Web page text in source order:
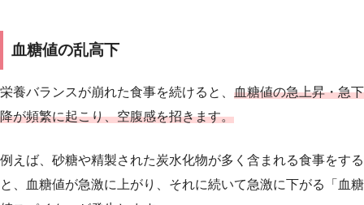
血糖値の乱高下
栄養バランスが崩れた食事を続けると、 血糖値の急上昇・急下
降が頻繁に起こり、空腹感を招きます。
例えば、砂糖や精製された炭水化物が多く含まれる食事をする
と、血糖値が急激に上がり、それに続いて急激に下がる「血糖